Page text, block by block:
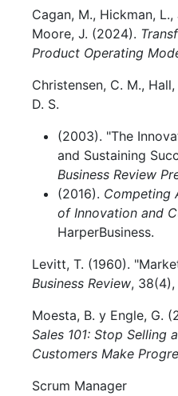
Cagan, M., Hickman,
Moore, J. (2024).
Product Operating
Christensen, C. M.,
D. S.
(2003). "The
and Sustaining
Business Review
(2016). Competing
of Innovation and
HarperBusiness.
Levitt, T. (1960).
Business Review,
Moesta, B. y Engle, G.
Sales 101: Stop Selling
Customers Make
Scrum Manager